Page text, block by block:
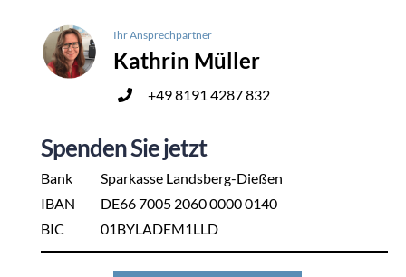
Ihr Ansprechpartner
Kathrin Müller
+49 8191 4287 832
Spenden Sie jetzt
Bank
IBAN
BIC
Sparkasse Landsberg-Dießen
DE66 7005 2060 0000 0140
01BYLADEM1LLD